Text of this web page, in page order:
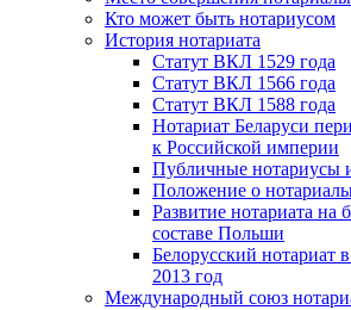
Кто может быть нотариусом
История нотариата
Статут ВКЛ 1529 года
Статут ВКЛ 1566 года
Статут ВКЛ 1588 года
Нотариат Беларуси
к Российской империи
Публичные нотариусы
Положение о
Развитие нотариата на
составе Польши
Белорусский нотариат
2013 год
Международный союз